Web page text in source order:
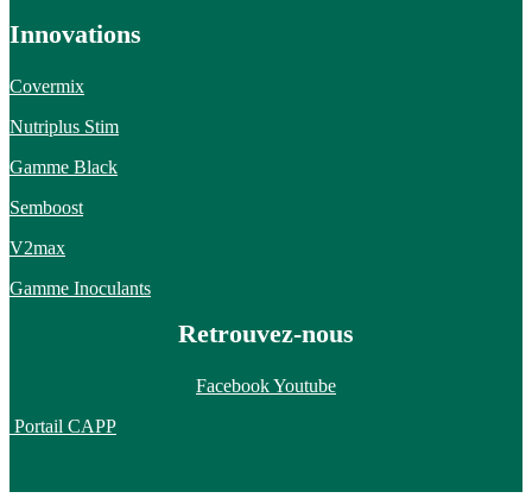
Innovations
Covermix
Nutriplus Stim
Gamme Black
Semboost
V2max
Gamme Inoculants
Retrouvez-nous
FacebookYoutube
Portail CAPP